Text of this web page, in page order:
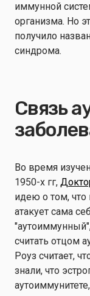
иммунной
организма. Но
получило
синдрома.
Связь
Во время
1950-х гг,
идею о том, что
атакует сама
считать отцом
Роуз считает,
знали, что